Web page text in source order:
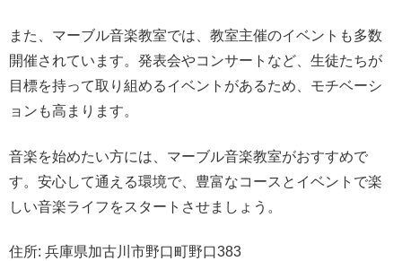
また、マーブル音楽教室では、教室主催のイベントも多数
開催されています。発表会やコンサートなど、生徒たちが
目標を持って取り組めるイベントがあるため、モチベーシ
ョンも高まります。
音楽を始めたい方には、マーブル音楽教室がおすすめで
す。安心して通える環境で、豊富なコースとイベントで楽
しい音楽ライフをスタートさせましょう。
住所: 兵庫県加古川市野口町野口383